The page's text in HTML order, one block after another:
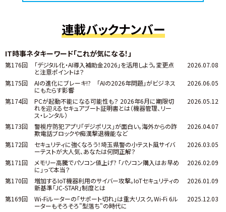
連載バックナンバー
IT時事ネタキーワード「これが気になる！」
第176回
「デジタル化・AI導入補助金2026」を活用しよう。変更点
と注意ポイントは？
2026.07.08
第175回
AIの進化にブレーキ!? 「AIの2026年問題」がビジネス
にもたらす影響
2026.06.05
第174回
PCが起動不能になる可能性も？ 2026年6月に期限切
れを迎えるセキュアブート証明書とは（機器管理、リー
ス・レンタル）
2026.05.12
第173回
警視庁防犯アプリ「デジポリス」が面白い。海外からの詐
欺電話ブロックや痴漢撃退機能など
2026.04.07
第172回
セキュリティに強くなろう！埼玉県警の小テスト風サイバ
ーテストが大人気、あなたは何問正解？
2026.03.05
第171回
メモリー高騰でパソコン値上げ? 「パソコン購入はお早め
に」って本当？
2026.02.09
第170回
増加するIoT機器利用のサイバー攻撃。IoTセキュリティの
新基準「JC-STAR」制度とは
2026.01.09
第169回
Wi-Fiルーターの「サポート切れ」は重大リスク。Wi-Fi 6ル
ーターもそろそろ"型落ち"の時代に
2025.12.03